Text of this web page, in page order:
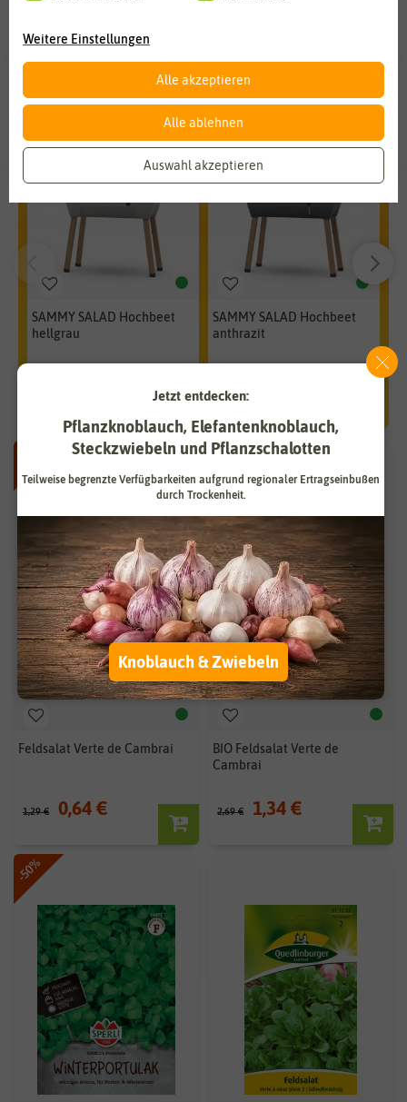
Unsere Empfehlungen
SAMMY SALAD Hochbeet
hellgrau
SAMMY SALAD Hochbeet
anthrazit
Feldsalat Verte de Cambrai
1,29 € 0,64 €
-50%
BIO
BIO Feldsalat Verte de
Cambrai
2,69 € 1,34 €
-50%
Weitere Einstellungen
Alle akzeptieren
Alle ablehnen
Auswahl akzeptieren
Jetzt entdecken:
Pflanzknoblauch, Elefantenknoblauch,
Steckzwiebeln und Pflanzschalotten
Teilweise begrenzte Verfügbarkeiten aufgrund regionaler Ertragseinbußen
durch Trockenheit.
Knoblauch & Zwiebeln